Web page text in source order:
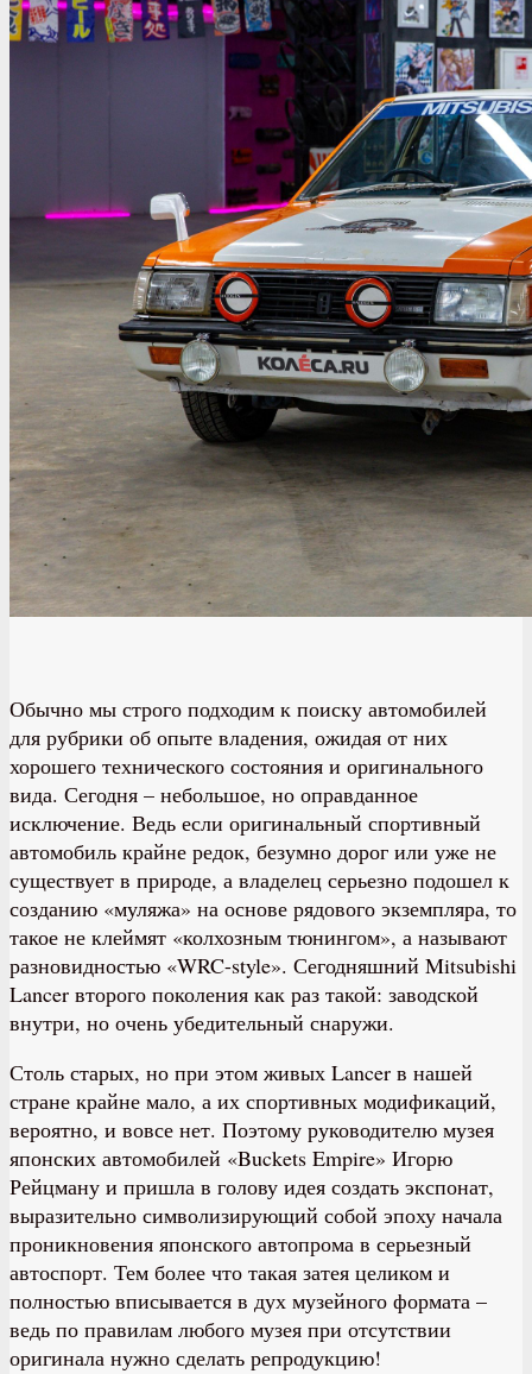
Обычно мы строго подходим к поиску автомобилей
для рубрики об опыте владения, ожидая от них
хорошего технического состояния и оригинального
вида. Сегодня – небольшое, но оправданное
исключение. Ведь если оригинальный спортивный
автомобиль крайне редок, безумно дорог или уже не
существует в природе, а владелец серьезно подошел к
созданию «муляжа» на основе рядового экземпляра, то
такое не клеймят «колхозным тюнингом», а называют
разновидностью «WRC-style». Сегодняшний Mitsubishi
Lancer второго поколения как раз такой: заводской
внутри, но очень убедительный снаружи.
Столь старых, но при этом живых Lancer в нашей
стране крайне мало, а их спортивных модификаций,
вероятно, и вовсе нет. Поэтому руководителю музея
японских автомобилей «Buckets Empire» Игорю
Рейцману и пришла в голову идея создать экспонат,
выразительно символизирующий собой эпоху начала
проникновения японского автопрома в серьезный
автоспорт. Тем более что такая затея целиком и
полностью вписывается в дух музейного формата –
ведь по правилам любого музея при отсутствии
оригинала нужно сделать репродукцию!